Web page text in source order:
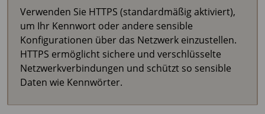
Verwenden Sie HTTPS (standardmäßig aktiviert),
um Ihr Kennwort oder andere sensible
Konfigurationen über das Netzwerk einzustellen.
HTTPS ermöglicht sichere und verschlüsselte
Netzwerkverbindungen und schützt so sensible
Daten wie Kennwörter.